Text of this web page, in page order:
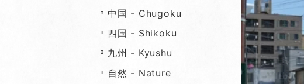
中国 - Chugoku
四国 - Shikoku
九州 - Kyushu
自然 - Nature